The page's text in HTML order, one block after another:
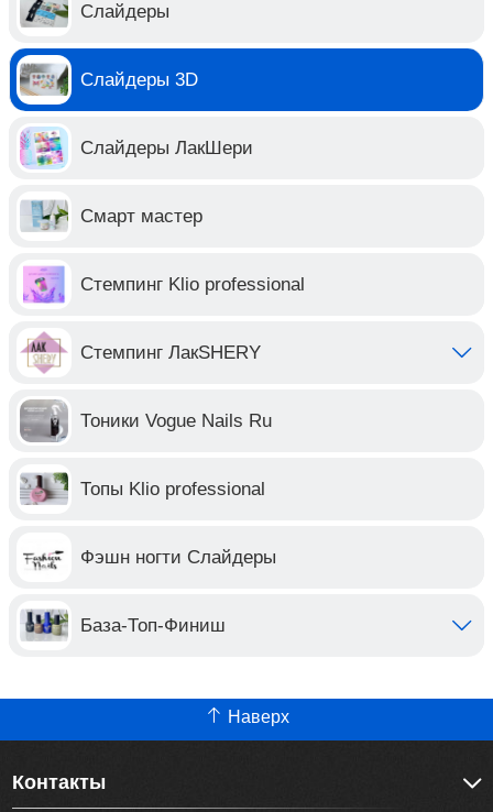
Слайдеры
Слайдеры 3D
Слайдеры ЛакШери
Смарт мастер
Стемпинг Klio professional
Стемпинг ЛакSHERY
Тоники Vogue Nails Ru
Топы Klio professional
Фэшн ногти Слайдеры
База-Топ-Финиш
Наверх
Контакты